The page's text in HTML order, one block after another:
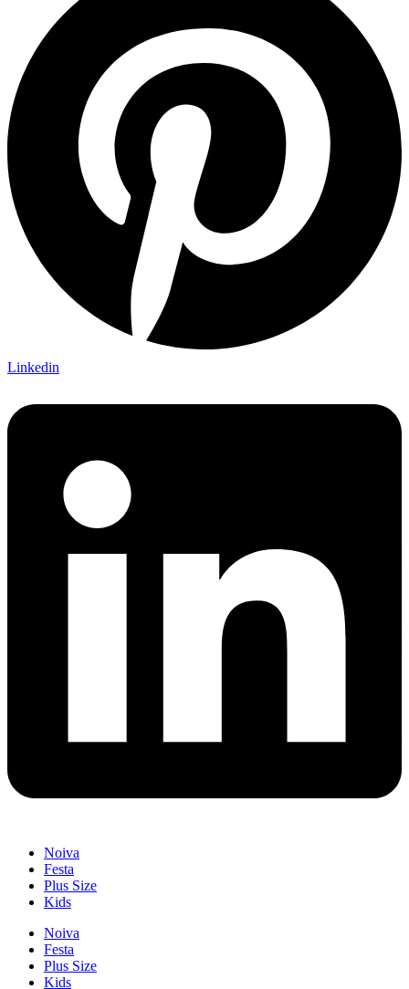
Linkedin
Noiva
Festa
Plus Size
Kids
Noiva
Festa
Plus Size
Kids